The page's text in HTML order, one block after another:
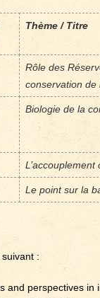
Thème / Titre
Rôle des
conservation de
Biologie de la
Le point sur la
:
and perspectives in